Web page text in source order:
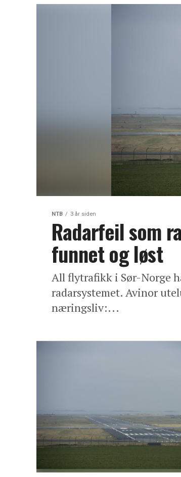
NTB 3 år siden
Radarfeil som
funnet og løst
All flytrafikk i Sør-Norge
radarsystemet. Avinor
næringsliv:...